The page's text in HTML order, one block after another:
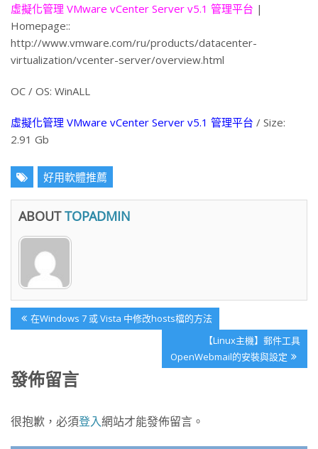
虛擬化管理 VMware vCenter Server v5.1 管理平台 |
Homepage::
http://www.vmware.com/ru/products/datacenter-
virtualization/vcenter-server/overview.html
ОС / OS: WinALL
虛擬化管理 VMware vCenter Server v5.1 管理平台 / Size:
2.91 Gb
好用軟體推薦
ABOUT TOPADMIN
文
章
覽
Previous
Post:
在Windows 7 或 Vista 中修改hosts檔的方法
Next
Post:
【Linux主機】郵件工具
OpenWebmail的安裝與設定
發佈留言
很抱歉，必須登入網站才能發佈留言。